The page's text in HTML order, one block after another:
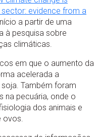
sector: evidence from a
a partir de uma
à pesquisa sobre
climáticas.
em que o aumento da
acelerada a
Também foram
na pecuária, onde o
dos animais e
ovos.